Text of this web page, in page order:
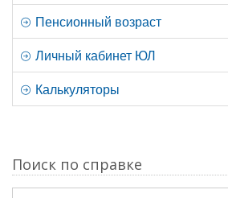
Пенсионный возраст
Личный кабинет ЮЛ
Калькуляторы
Поиск по справке